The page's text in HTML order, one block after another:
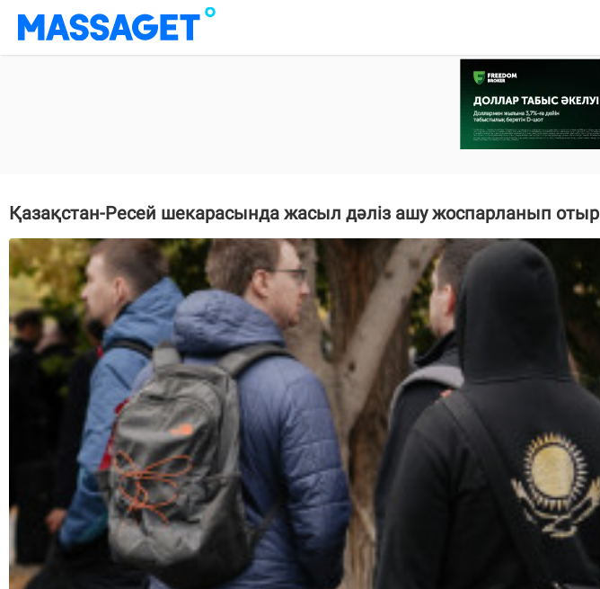
Қазақстан-Ресей шекарасында жасыл дәліз ашу жоспарланып отыр